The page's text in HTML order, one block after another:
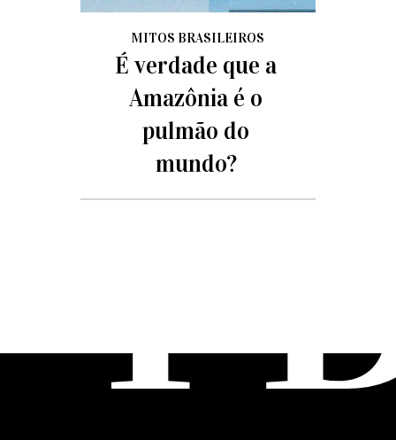
MITOS BRASILEIROS
É verdade que a
Amazônia é o
pulmão do
mundo?